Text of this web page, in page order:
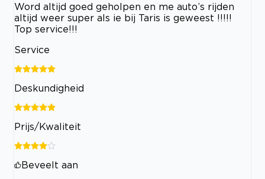
Word altijd goed geholpen en me auto’s rijden
altijd weer super als ie bij Taris is geweest !!!!!
Top service!!!
Service
Deskundigheid
Prijs/Kwaliteit
Beveelt aan